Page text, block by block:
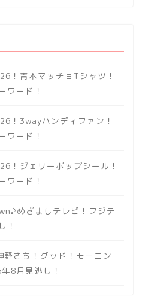
！青木マッチョTシャツ！
ワード！
！3wayハンディファン！
ワード！
！ジェリーポップシール！
ワード！
めざましテレビ！フジテ
！
さち！グッド！モーニン
8月見逃し！